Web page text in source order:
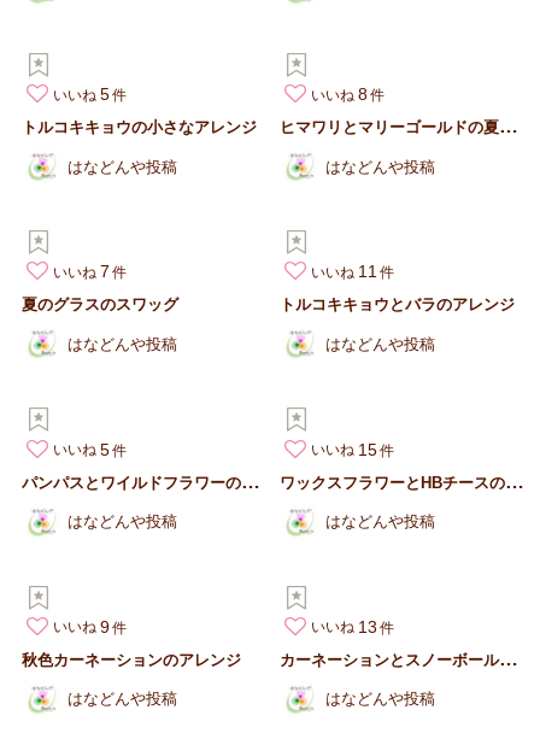
いいね 5
トルコキキョウの小さなアレンジ
はなどんや投稿
いいね 8
ヒ
マワリとマリーゴールドの夏アレンジ
はなどんや投稿
いいね 7
夏のグラスのスワッグ
はなどんや投稿
いいね 11
トルコキキョウとバラのアレンジ
はなどんや投稿
いいね 5
パ
ンパスとワイルドフラワーのスワッグ
はなどんや投稿
いいね 15
ワ
ックスフラワーとHBチースのブーケ
はなどんや投稿
いいね 9
秋色カーネーションのアレンジ
はなどんや投稿
いいね 13
カ
ーネーションとスノーボールのブーケ
はなどんや投稿